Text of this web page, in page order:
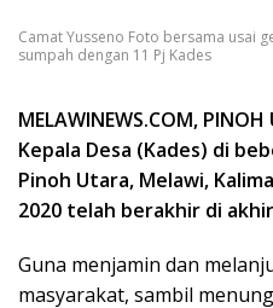
Camat Yusseno Foto bersama usai
sumpah dengan 11 Pj Kades
MELAWINEWS.COM,
Kepala Desa (Kades) di
Pinoh Utara, Melawi,
2020 telah berakhir di
Guna menjamin dan
masyarakat, sambil